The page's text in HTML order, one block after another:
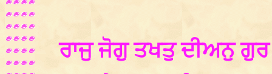
ਰਾਜੁ ਜੋਗੁ ਤਖਤੁ ਦੀਅਨੁ ਗੁਰ